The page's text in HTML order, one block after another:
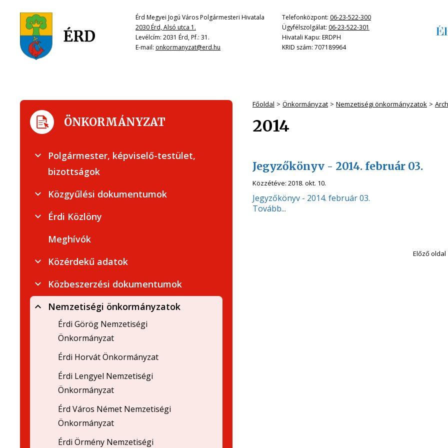
Érd Megyei Jogú Város Polgármesteri Hivatala
2030 Érd, Alsó utca 1.
Levélcím: 2031 Érd, Pf.: 31.
E-mail: onkormanyzat@erd.hu
Telefonközpont: 06-23-522-300
Ügyfélszolgálat: 06-23-522-301
Hivatali Kapu: ERDPH
KRID szám: 707189964
Főoldal Önkormányzat Nemzetiségi önkormányzatok
2014
Jegyzőkönyv - 2014. február 03.
Közzétéve: 2018. okt. 10.
Jegyzőkönyv - 2014. február 03.
Tovább...
Előző oldal
ÖNKORMÁNYZAT
Polgármester, képviselő-testület,
bizottságok
Közgyűlési dokumentumok
Érdi Közlöny
Meghívók
Közérdekű adatok
Közbeszerzési dokumentumok
Nemzetiségi önkormányzatok
Érdi Görög Nemzetiségi
Önkormányzat
Érdi Horvát Önkormányzat
Érdi Lengyel Nemzetiségi
Önkormányzat
Érd Város Német Nemzetiségi
Önkormányzat
Érdi Örmény Nemzetiségi